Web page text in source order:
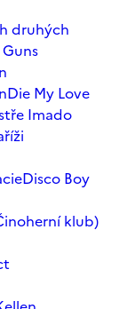
druhých
Die My Love
Imado
Disco Boy
klub)